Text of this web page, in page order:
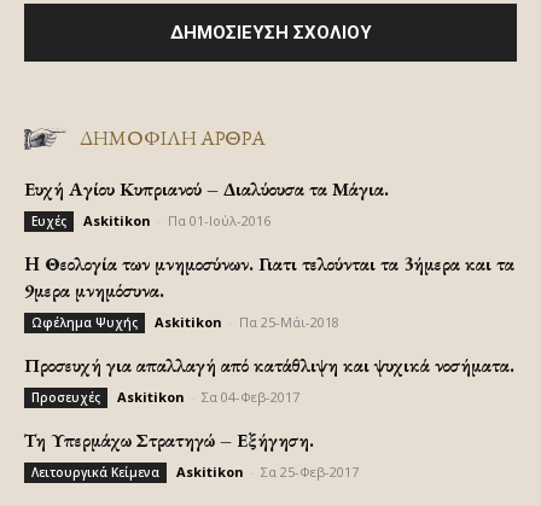
ΔΗΜΟΦΙΛΗ ΑΡΘΡΑ
Ευχή Αγίου Κυπριανού – Διαλύουσα τα Μάγια.
Ευχές Askitikon Πα 01-Ιούλ-2016
H Θεολογία των μνημοσύνων. Γιατι τελούνται τα 3ήμερα και τα
9μερα μνημόσυνα.
Ωφέλημα Ψυχής Askitikon Πα 25-Μάι-2018
Προσευχή για απαλλαγή από κατάθλιψη και ψυχικά νοσήματα.
Προσευχές Askitikon Σα 04-Φεβ-2017
Τη Υπερμάχω Στρατηγώ – Εξήγηση.
Λειτουργικά Κείμενα Askitikon Σα 25-Φεβ-2017